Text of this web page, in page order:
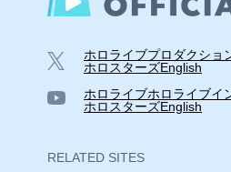
ホロライブプロダクショ
ホロスターズEnglish
ホロライブホロライブイ
ホロスターズEnglish
RELATED SITES